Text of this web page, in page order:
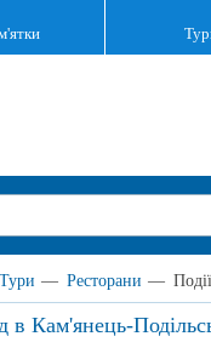
Тури — Ресторани — Події
в Кам'янець-